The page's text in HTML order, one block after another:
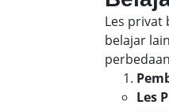
Les privat
belajar
Les